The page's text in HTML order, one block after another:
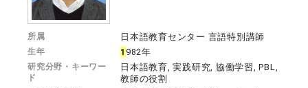
所属 日本語教育センター 言語特別講師
生年 1 982年
研究分野・キーワー
ド
日本語教育, 実践研究, 協働学習, PBL,
教師の役割